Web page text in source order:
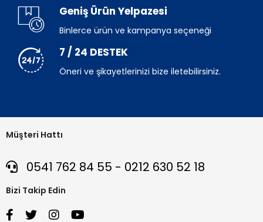
Geniş Ürün Yelpazesi
Binlerce ürün ve kampanya seçeneği
7 / 24 DESTEK
Öneri ve şikayetlerinizi bize iletebilirsiniz.
Müşteri Hattı
0541 762 84 55 - 0212 630 52 18
Bizi Takip Edin